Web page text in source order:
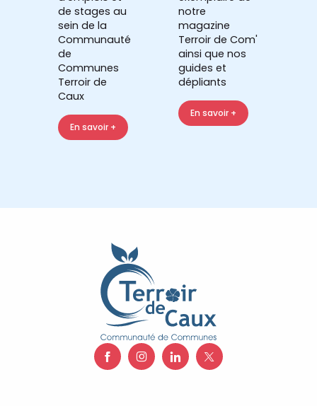
de stages au
sein de la
Communauté
de
Communes
Terroir de
Caux
En savoir +
notre
magazine
Terroir de Com'
ainsi que nos
guides et
dépliants
En savoir +